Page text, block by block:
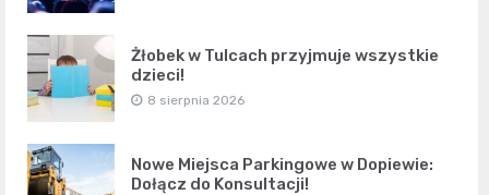
Żłobek w Tulcach przyjmuje wszystkie
dzieci!
8 sierpnia 2026
Nowe Miejsca Parkingowe w Dopiewie:
Dołącz do Konsultacji!